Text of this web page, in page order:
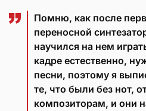
Помню, как после
переносной
научился на нем
кадре естественно,
песни, поэтому я
те, что были без нот,
композиторам, и они